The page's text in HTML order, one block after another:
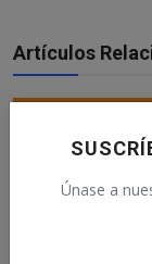
Únase a
Artículos